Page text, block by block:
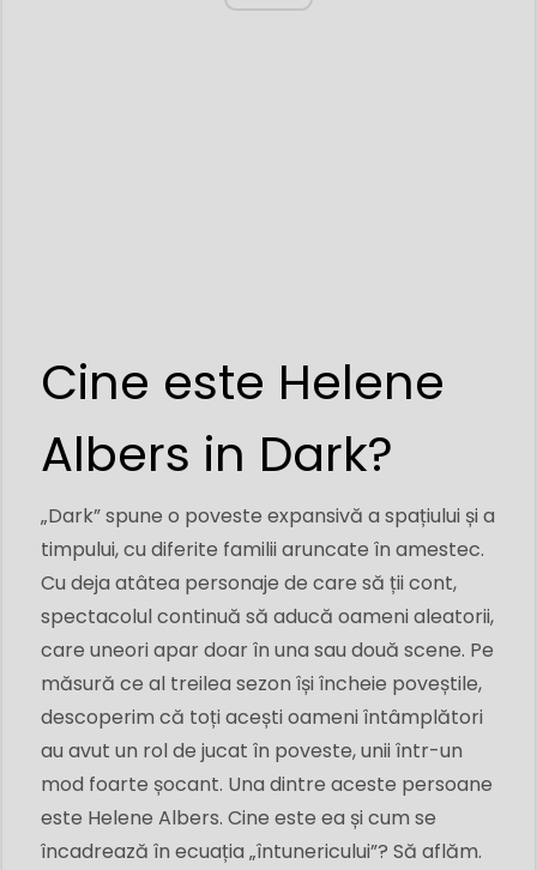
Cine este Helene
Albers in Dark?
„Dark” spune o poveste expansivă a spațiului și a
timpului, cu diferite familii aruncate în amestec.
Cu deja atâtea personaje de care să ții cont,
spectacolul continuă să aducă oameni aleatorii,
care uneori apar doar în una sau două scene. Pe
măsură ce al treilea sezon își încheie poveștile,
descoperim că toți acești oameni întâmplători
au avut un rol de jucat în poveste, unii într-un
mod foarte șocant. Una dintre aceste persoane
este Helene Albers. Cine este ea și cum se
încadrează în ecuația „întunericului”? Să aflăm.